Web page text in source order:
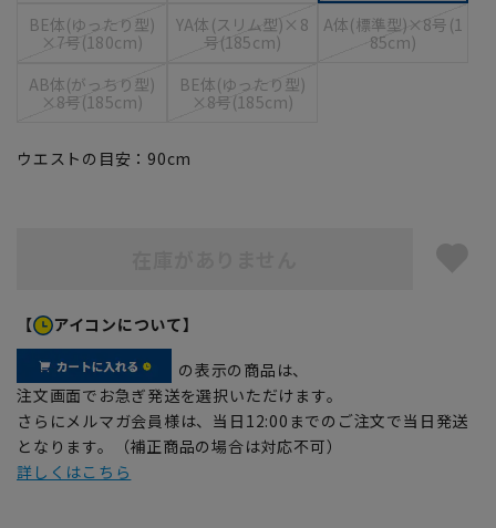
BE体(ゆったり型)
×7号(180cm)
YA体(スリム型)×8
号(185cm)
A体(標準型)×8号(1
85cm)
AB体(がっちり型)
×8号(185cm)
BE体(ゆったり型)
×8号(185cm)
ウエストの目安： 90cm
【 アイコンについて】
の表示の商品は、
注文画面でお急ぎ発送を選択いただけます。
さらにメルマガ会員様は、当日12:00までのご注文で当日発送
となります。（補正商品の場合は対応不可）
詳しくはこちら